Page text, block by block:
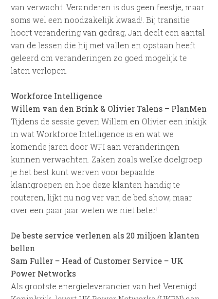
van verwacht. Veranderen is dus geen feestje, maar
soms wel een noodzakelijk kwaad!. Bij transitie
hoort verandering van gedrag, Jan deelt een aantal
van de lessen die hij met vallen en opstaan heeft
geleerd om veranderingen zo goed mogelijk te
laten verlopen.
Workforce Intelligence
Willem van den Brink & Olivier Talens – PlanMen
Tijdens de sessie geven Willem en Olivier een inkijk
in wat Workforce Intelligence is en wat we
komende jaren door WFI aan veranderingen
kunnen verwachten. Zaken zoals welke doelgroep
je het best kunt werven voor bepaalde
klantgroepen en hoe deze klanten handig te
routeren, lijkt nu nog ver van de bed show, maar
over een paar jaar weten we niet beter!
De beste service verlenen als 20 miljoen klanten
bellen
Sam Fuller – Head of Customer Service – UK
Power Networks
Als grootste energieleverancier van het Verenigd